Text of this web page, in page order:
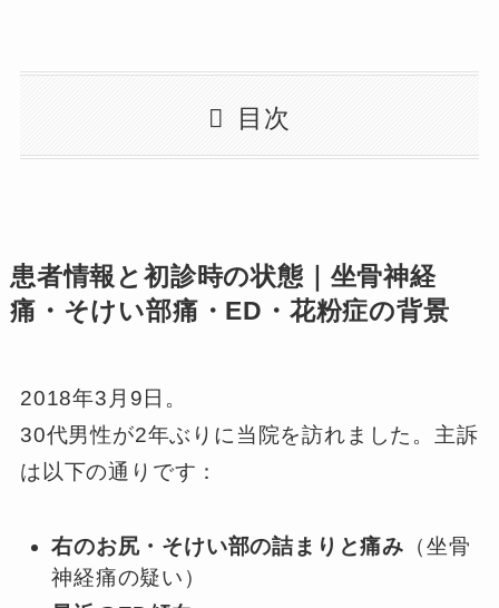
目次
患者情報と初診時の状態｜坐骨神経
痛・そけい部痛・ED・花粉症の背景
2018年3月9日。
30代男性が2年ぶりに当院を訪れました。主訴
は以下の通りです：
右のお尻・そけい部の詰まりと痛み （坐骨
神経痛の疑い）